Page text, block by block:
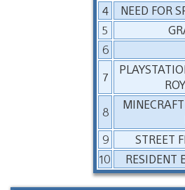
4
NEED FOR
5
6
7
8
9
STREET
10
RESIDENT